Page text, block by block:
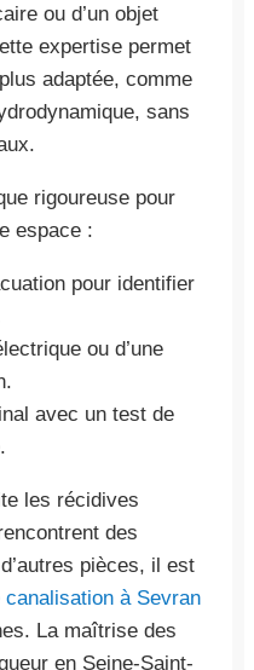
ou d’un objet
expertise permet
adaptée, comme
sans
rigoureuse pour
espace :
pour identifier
ou d’une
avec un test de
les récidives
des
pièces, il est
canalisation à Sevran
La maîtrise des
en Seine-Saint-